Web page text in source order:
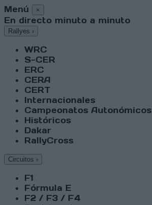
Menú ×
En directo minuto a minuto
Rallyes ›
WRC
S-CER
ERC
CERA
CERT
Internacionales
Campeonatos Autonómicos
Históricos
Dakar
RallyCross
Circuitos ›
F1
Fórmula E
F2 / F3 / F4